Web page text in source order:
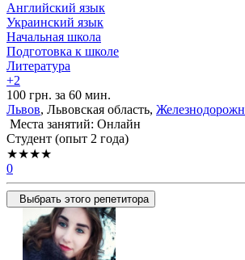
Английский язык
Украинский язык
Начальная школа
Подготовка к школе
Литература
+2
100 грн. за 60 мин.
Львов, Львовская область,
Места занятий: Онлайн
Cтудент (опыт 2 года)
★★★★
0
Выбрать этого репетитора